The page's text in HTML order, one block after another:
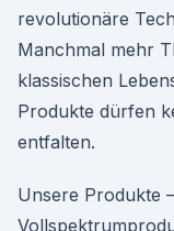
revolutionäre
Manchmal mehr
klassischen
Produkte dürfen
entfalten.
Unsere Produkte